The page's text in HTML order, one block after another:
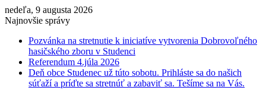
nedeľa, 9 augusta 2026
Najnovšie správy
Pozvánka na stretnutie k iniciatíve vytvorenia Dobrovoľného
hasičského zboru v Studenci
Referendum 4.júla 2026
Deň obce Studenec už túto sobotu. Prihláste sa do našich
súťaží a príďte sa stretnúť a zabaviť sa. Tešíme sa na Vás.